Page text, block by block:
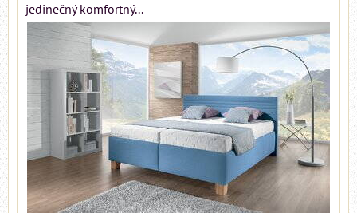
jedinečný komfortný...